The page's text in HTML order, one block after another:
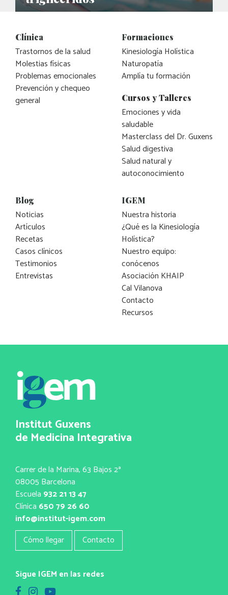
Clínica
Trastornos de la salud
Molestias físicas
Problemas emocionales
Prevención y chequeo
general
Formaciones
Kinesiología Holística
Naturopatía
Amplía tu formación
Cursos y Talleres
Emociones y vida
saludable
Masterclass del Dr. Guxens
Salud digestiva
Salud natural y
autoconocimiento
Blog
Noticias
Artículos
Recetas
Casos clínicos
Testimonios
Entrevistas
IGEM
Nuestra historia
¿Qué es la Kinesiología
Holística?
Nuestro equipo:
conócenos
Asociación KHAIP
Cal Vilanova
Contacto
Recursos
Institut Guxens
de Medicina Integrativa
Carrer de la Marina, 63 Bajos 2ª
08005 Barcelona
Escuela 932 21 13 47
Clínica 650 79 26 60
info@institut-igem.com
Cómo llegar
Contacto
Sigue IGEM en las redes